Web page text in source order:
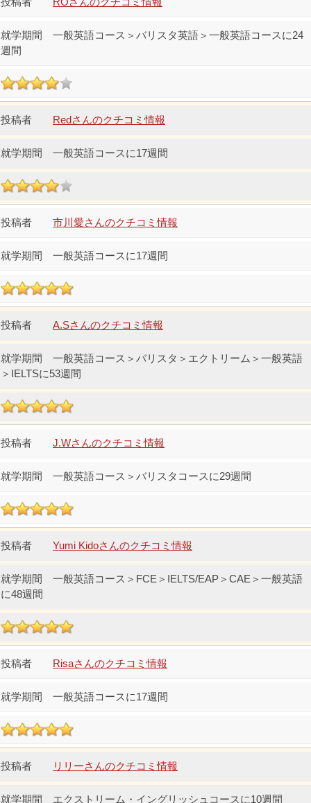
一般英語コース＞バリスタ英語＞一般英語コースに24
週間
Redさんのクチコミ情報
一般英語コースに17週間
市川愛さんのクチコミ情報
一般英語コースに17週間
A.Sさんのクチコミ情報
一般英語コース＞バリスタ＞エクトリーム＞一般英語
＞IELTSに53週間
J.Wさんのクチコミ情報
一般英語コース＞バリスタコースに29週間
Yumi Kidoさんのクチコミ情報
一般英語コース＞FCE＞IELTS/EAP＞CAE＞一般英語
に48週間
Risaさんのクチコミ情報
一般英語コースに17週間
リリーさんのクチコミ情報
エクストリーム・イングリッシュコースに10週間